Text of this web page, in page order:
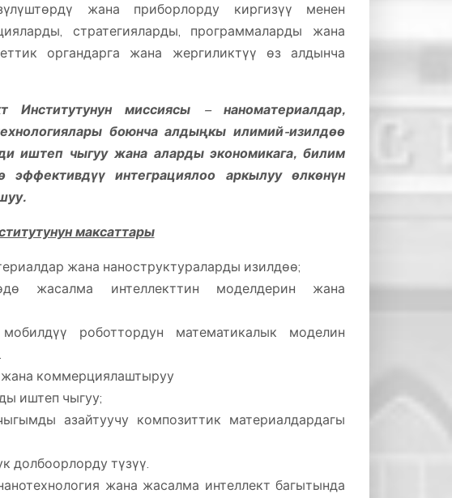
жана приборлорду киргизүү менен
стратегияларды, программаларды жана
органдарга жана жергиликтүү өз алдынча
Институтунун миссиясы – наноматериалдар,
боюнча алдыңкы илимий-изилдөө
иштеп чыгуу жана аларды экономикага, билим
интеграциялоо аркылуу өлкөнүн
максаттары
жана наноструктураларды изилдөө;
жасалма интеллекттин моделдерин жана
роботтордун математикалык моделин
коммерциялаштыруу
иштеп чыгуу;
азайтуучу композиттик материалдардагы
долбоорлорду түзүү.
жана жасалма интеллект багытында